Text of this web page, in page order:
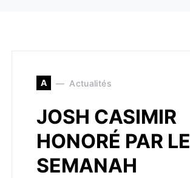
A Actualités
JOSH CASIMIR
HONORÉ PAR LE
SEMANAH